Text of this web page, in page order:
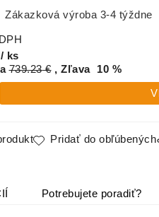
Zákazková výroba 3-4 týždne
ks
739.23€ Zľava 10 %
Pridať do obľúbených
Potrebujete poradiť?